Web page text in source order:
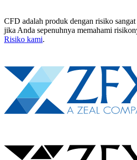
CFD adalah produk dengan risiko
jika Anda sepenuhnya memahami
Risiko kami.